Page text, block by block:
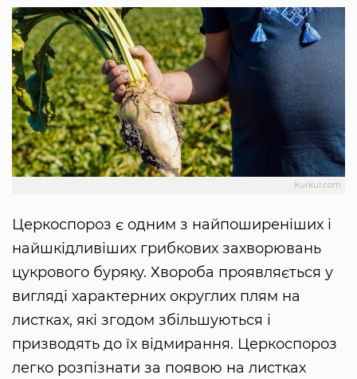
Kurkul.com
Церкоспороз є одним з найпоширеніших і
найшкідливіших грибкових захворювань
цукрового буряку. Хвороба проявляється у
вигляді характерних округлих плям на
листках, які згодом збільшуються і
призводять до їх відмирання. Церкоспороз
легко розпізнати за появою на листках